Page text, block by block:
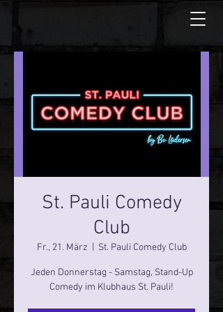
St. Pauli Comedy
Club
Fr., 21. März St. Pauli Comedy Club
Jeden Donnerstag - Samstag, Stand-Up
Comedy im Klubhaus St. Pauli!